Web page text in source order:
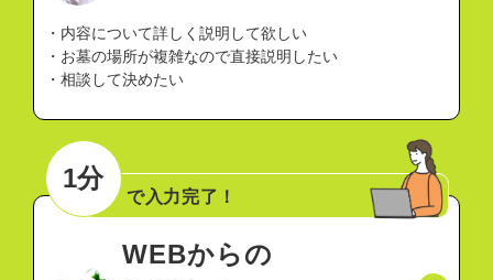
・内容について詳しく説明して欲しい
・お墓の場所が複雑なので直接説明したい
・相談して決めたい
1分
で入力完了！
WEBからの